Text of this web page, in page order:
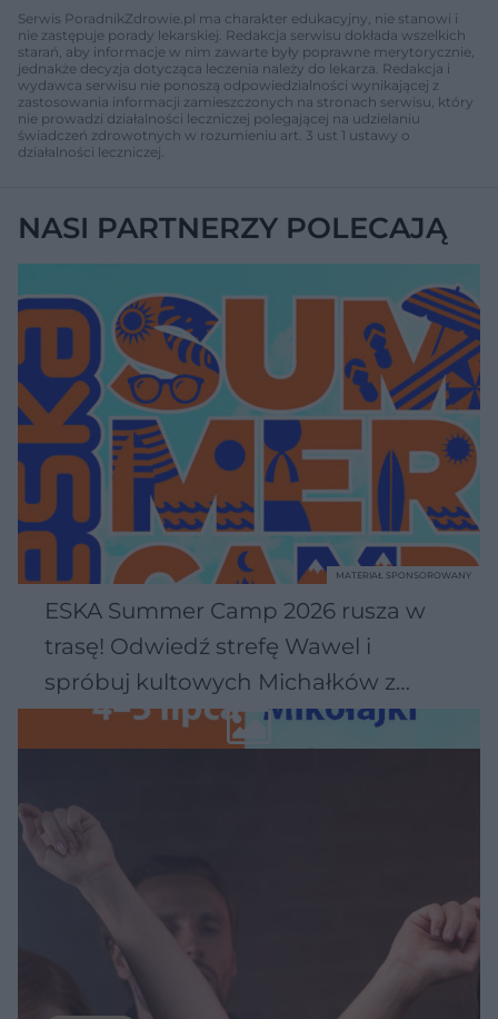
Serwis PoradnikZdrowie.pl ma charakter edukacyjny, nie stanowi i
nie zastępuje porady lekarskiej. Redakcja serwisu dokłada wszelkich
starań, aby informacje w nim zawarte były poprawne merytorycznie,
jednakże decyzja dotycząca leczenia należy do lekarza. Redakcja i
wydawca serwisu nie ponoszą odpowiedzialności wynikającej z
zastosowania informacji zamieszczonych na stronach serwisu, który
nie prowadzi działalności leczniczej polegającej na udzielaniu
świadczeń zdrowotnych w rozumieniu art. 3 ust 1 ustawy o
działalności leczniczej.
NASI PARTNERZY POLECAJĄ
ESKA Summer Camp 2026 rusza w
trasę! Odwiedź strefę Wawel i
spróbuj kultowych Michałków z
Wawelu
MATERIAŁ SPONSOROWANY